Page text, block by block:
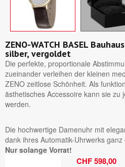
ZENO-WATCH BASEL
silber, vergoldet
Die perfekte, proportionale
zueinander verleihen der kleinen
ZENO zeitlose Schönheit. Als
ästhetisches Accessoire kann sie zu
werden.
Die hochwertige Damenuhr mit
dank ihres Automatik-Uhrwerks
Nur solange Vorrat!
CHF 598,00